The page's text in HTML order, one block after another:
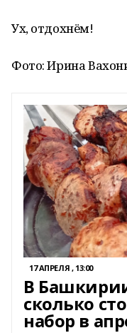
Ух, отдохнём!
Фото: Ирина
17 АПРЕЛЯ , 13:00
В
сколько
набор в